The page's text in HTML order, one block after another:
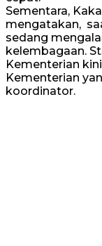
Sementara,
mengatakan,
sedang
kelembagaan.
Kementerian
Kementerian
koordinator.